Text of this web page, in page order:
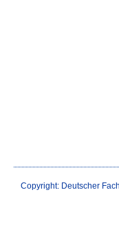
Copyright: Deutscher